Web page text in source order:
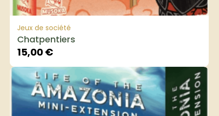
Jeux de société
Chatpentiers
15,00€